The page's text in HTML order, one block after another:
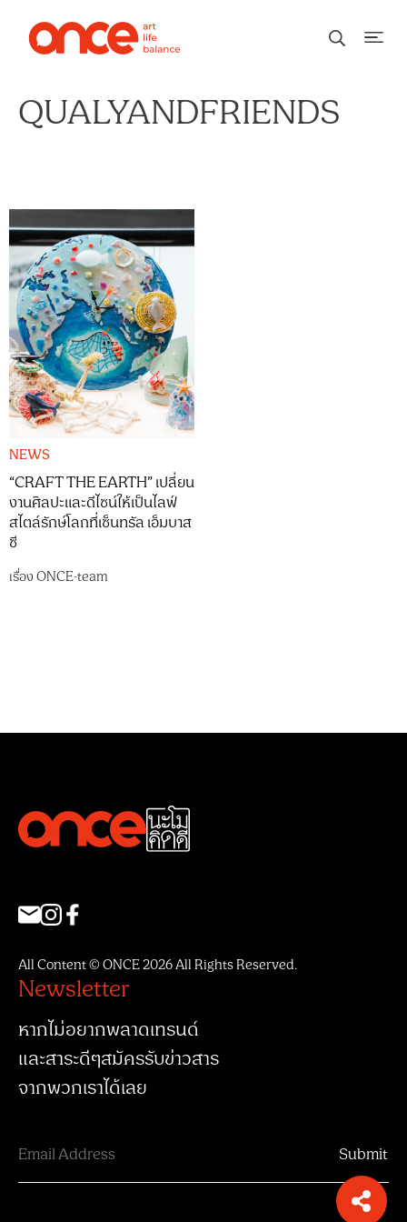
QUALYANDFRIENDS
NEWS
“CRAFT THE EARTH” เปลี่ยน
งานศิลปะและดีไซน์ให้เป็นไลฟ์
สไตล์รักษ์โลกที่เซ็นทรัล เอ็มบาส
ซี
เรื่องONCE-team
All Content © ONCE 2026 All Rights Reserved.
Newsletter
หากไม่อยากพลาดเทรนด์
และสาระดีๆสมัครรับข่าวสาร
จากพวกเราได้เลย